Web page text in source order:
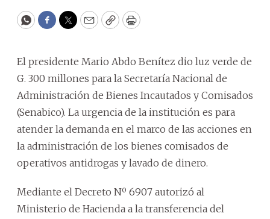
WhatsApp
Facebook
Twitter
EmailCopyPrint
El presidente Mario Abdo Benítez dio luz verde de
G. 300 millones para la Secretaría Nacional de
Administración de Bienes Incautados y Comisados
(Senabico). La urgencia de la institución es para
atender la demanda en el marco de las acciones en
la administración de los bienes comisados de
operativos antidrogas y lavado de dinero.
Mediante el Decreto Nº 6907 autorizó al
Ministerio de Hacienda a la transferencia del